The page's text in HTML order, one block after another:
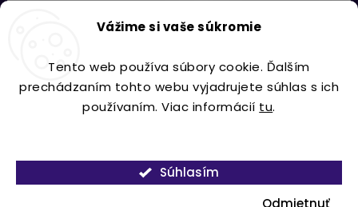
Vážime si vaše súkromie
Tento web používa súbory cookie. Ďalším
prechádzaním tohto webu vyjadrujete súhlas s ich
používaním. Viac informácií tu.
Odmietnuť
Súhlasím
Prihlásiť sa
Copyright 2026Lavdecor.sk. Všetky práva vyhradené.
VytvořilShoptet| DesignShoptak.cz.